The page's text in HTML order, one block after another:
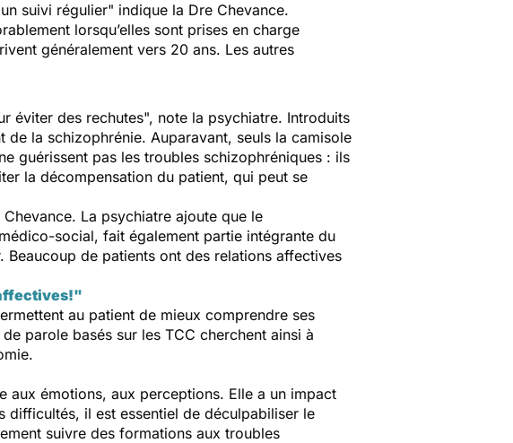
suivi régulier" indique la Dre Chevance.
lorsqu’elles sont prises en charge
généralement vers 20 ans. Les autres
éviter des rechutes", note la psychiatre. Introduits
la schizophrénie. Auparavant, seuls la camisole
guérissent pas les troubles schizophréniques : ils
la décompensation du patient, qui peut se
La psychiatre ajoute que le
social, fait également partie intégrante du
de patients ont des relations affectives
au patient de mieux comprendre ses
parole basés sur les TCC cherchent ainsi à
aux émotions, aux perceptions. Elle a un impact
difficultés, il est essentiel de déculpabiliser le
suivre des formations aux troubles